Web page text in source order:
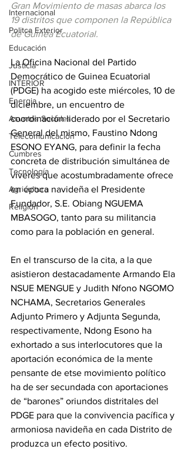
Internacional
Politca Exterior
Educación
Justicia
INTERIOR
Energia
Asuntos Sociales
Telecomunicación
Cumbres
Tecnología
Agricultura
Religión
Gran Movimiento de masas abarca los
19 distritos que componen la República
de Guinea Ecuatorial.
La Oficina Nacional del Partido
Democrático de Guinea Ecuatorial
(PDGE) ha acogido este miércoles, 10 de
diciembre, un encuentro de
coordinación liderado por el Secretario
General del mismo, Faustino Ndong
ESONO EYANG, para definir la fecha
concreta de distribución simultánea de
víveres que acostumbradamente ofrece
en época navideña el Presidente
Fundador, S.E. Obiang NGUEMA
MBASOGO, tanto para su militancia
como para la población en general.
‎En el transcurso de la cita, a la que
asistieron destacadamente Armando Ela
NSUE MENGUE y Judith Nfono NGOMO
NCHAMA, Secretarios Generales
Adjunto Primero y Adjunta Segunda,
respectivamente, Ndong Esono ha
exhortado a sus interlocutores que la
aportación económica de la mente
pensante de etse movimiento político
ha de ser secundada con aportaciones
de “barones” oriundos distritales del
PDGE para que la convivencia pacífica y
armoniosa navideña en cada Distrito de
produzca un efecto positivo.